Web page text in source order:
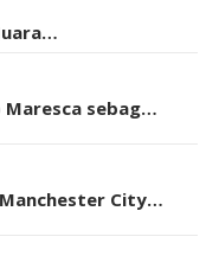
Maresca sebag…
City…